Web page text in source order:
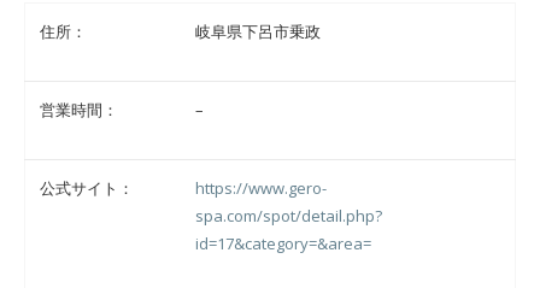
住所： 岐阜県下呂市乗政
営業時間： –
公式サイト：
https://www.gero-
spa.com/spot/detail.php?
id=17&category=&area=